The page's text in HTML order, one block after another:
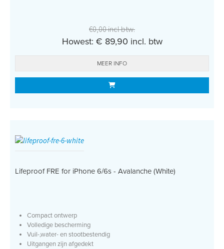
€0,00 incl btw.
Howest: € 89,90 incl. btw
MEER INFO
Lifeproof FRE for iPhone 6/6s - Avalanche (White)
Compact ontwerp
Volledige bescherming
Vuil-,water- en stootbestendig
Uitgangen zijn afgedekt